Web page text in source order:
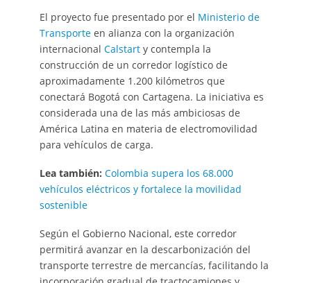
El proyecto fue presentado por el Ministerio de
Transporteen alianza con la organización
internacional Calstart y contempla la
construcción de un corredor logístico de
aproximadamente 1.200 kilómetros que
conectará Bogotá con Cartagena. La iniciativa es
considerada una de las más ambiciosas de
América Latina en materia de electromovilidad
para vehículos de carga.
Lea también: Colombia supera los 68.000
vehículos eléctricos y fortalece la movilidad
sostenible
Según el Gobierno Nacional, este corredor
permitirá avanzar en la descarbonización del
transporte terrestre de mercancías, facilitando la